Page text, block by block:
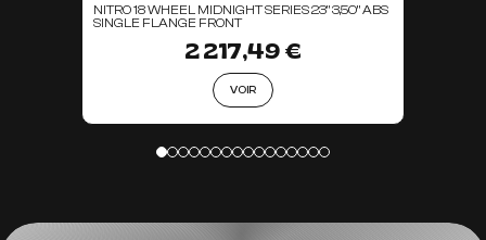
NITRO 18 WHEEL MIDNIGHT SERIES 23" 3,50" ABS
SINGLE FLANGE FRONT
2 217,49 €
VOIR